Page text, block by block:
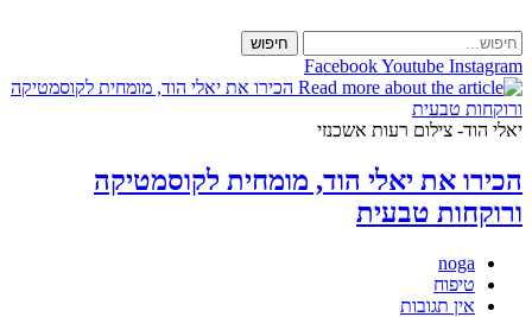
to
content
חיפוש
FacebookYoutube Instagram
יאלי הוד- צילום רעות אשכנזי
הכירו את יאלי הוד, מומחית לקוסמטיקה
ורוקחות טבעית
מחבר:
noga
קטגוריה:
טיפוח
תגובות:
אין תגובות